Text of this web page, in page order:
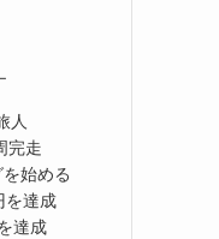
人
完走
始める
を達成
達成